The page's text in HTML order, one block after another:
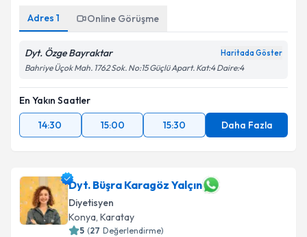
Adres 1 Online Görüşme
Dyt. Özge Bayraktar Haritada Göster
Bahriye Üçok Mah. 1762 Sok. No:15 Güçlü Apart. Kat:4 Daire:4
En Yakın Saatler
14:30
15:00 15:30 Daha Fazla
Dyt. Büşra Karagöz Yalçın
Diyetisyen
Konya, Karatay
5 (27 Değerlendirme)